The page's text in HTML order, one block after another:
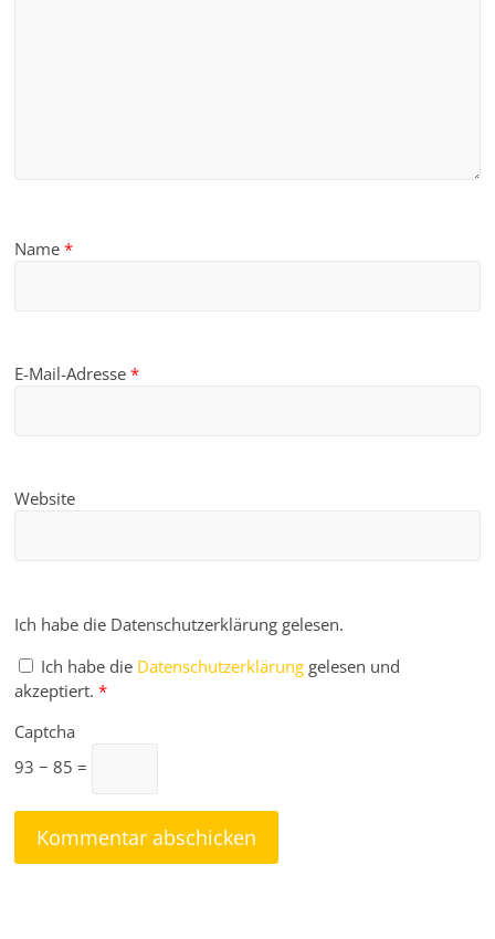
Name*
E-Mail-Adresse*
Website
Ich habe die Datenschutzerklärung gelesen.
Ich habe die Datenschutzerklärung gelesen und
akzeptiert. *
Captcha
93 − 85 =